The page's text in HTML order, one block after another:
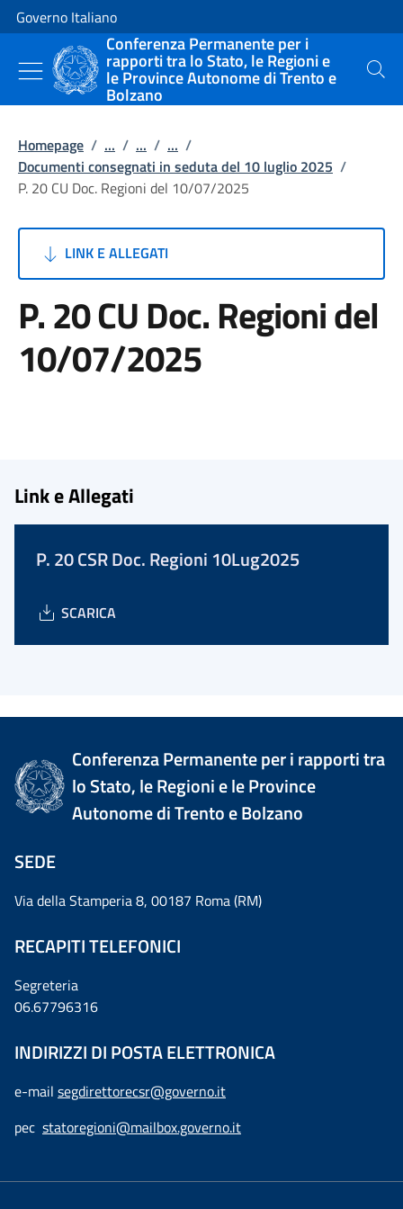
Vai al contenuto
Vai alla navigazione del sito
Governo Italiano
Conferenza Permanente per i
rapporti tra lo Stato, le Regioni e
le Province Autonome di Trento e
Bolzano
Cerca
Homepage / ... / ... / ... /
Documenti consegnati in seduta del 10 luglio 2025 /
P. 20 CU Doc. Regioni del 10/07/2025
LINK E ALLEGATI
P. 20 CU Doc. Regioni del
10/07/2025
Link e Allegati
P. 20 CSR Doc. Regioni 10Lug2025
SCARICA
Conferenza Permanente per i rapporti tra
lo Stato, le Regioni e le Province
Autonome di Trento e Bolzano
SEDE
Via della Stamperia 8, 00187 Roma (RM)
RECAPITI TELEFONICI
Segreteria
06.67796316
INDIRIZZI DI POSTA ELETTRONICA
e-mail segdirettorecsr@governo.it
pec statoregioni@mailbox.governo.it